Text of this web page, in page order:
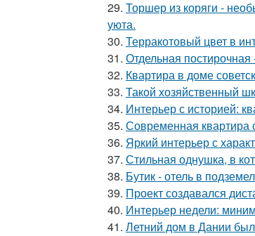
29. Торшер из коряги -
уюта.
30. Терракотовый цвет в
31. Отдельная
32. Квартира в доме
33. Такой хозяйственный
34. Интерьер с историей:
35. Современная квартира
36. Яркий интерьер с
37. Стильная однушка, в
38. Бутик - отель в
39. Проект создавался
40. Интерьер недели:
41. Летний дом в Дании был